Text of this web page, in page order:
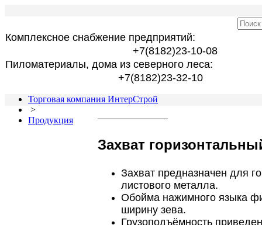
Комплексное снабжение предприятий:
+7(8182)23-10-08
Пиломатериалы, дома из северного леса:
+7(8182)23-32-10
Торговая компания ИнтерСтрой
>
Продукция
Захват
Захват предназначен для
листового металла.
Обойма нажимного языка
ширину зева.
Грузоподъёмность